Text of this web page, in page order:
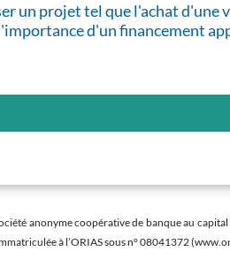
un projet tel que l'achat
d'un financement
anonyme coopérative de banque au
à l’ORIAS sous n° 08041372